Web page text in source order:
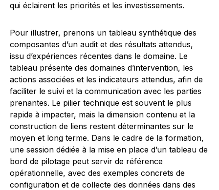
qui éclairent les priorités et les investissements.
Pour illustrer, prenons un tableau synthétique des
composantes d’un audit et des résultats attendus,
issu d’expériences récentes dans le domaine. Le
tableau présente des domaines d’intervention, les
actions associées et les indicateurs attendus, afin de
faciliter le suivi et la communication avec les parties
prenantes. Le pilier technique est souvent le plus
rapide à impacter, mais la dimension contenu et la
construction de liens restent déterminantes sur le
moyen et long terme. Dans le cadre de la formation,
une session dédiée à la mise en place d’un tableau de
bord de pilotage peut servir de référence
opérationnelle, avec des exemples concrets de
configuration et de collecte des données dans des